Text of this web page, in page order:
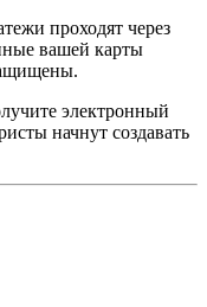
проходят через
вашей карты
электронный
начнут создавать